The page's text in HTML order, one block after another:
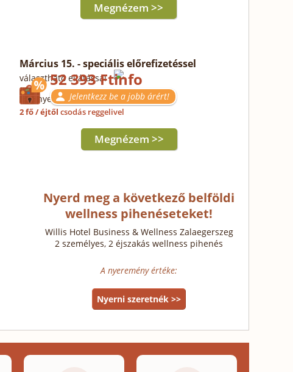
Megnézem >>
Március 15. - speciális előrefizetéssel
választható ellátással
Érvényes: 03.11-15.
52 393 Ft
Jelentkezz be a jobb árért!
2 fő / éjtől csodás reggelivel
Megnézem >>
Nyerd meg a következő belföldi
wellness pihenéseteket!
Willis Hotel Business & Wellness Zalaegerszeg
2 személyes, 2 éjszakás wellness pihenés
A nyeremény értéke:
Nyerni szeretnék >>